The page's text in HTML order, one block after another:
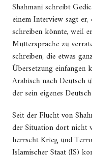
Shahmani schreibt
einem Interview sagt
schreiben könnte, weil
Muttersprache zu
schreiben, die etwas
Übersetzung einfangen
Arabisch nach Deutsch
der sein eigenes
Seit der Flucht von
der Situation dort nicht
herrscht Krieg und